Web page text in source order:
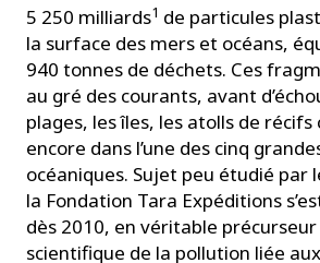
5 250 milliards1 de particules
la surface des mers et océans,
940 tonnes de déchets. Ces
au gré des courants, avant
plages, les îles, les atolls de récifs
encore dans l’une des cinq
océaniques. Sujet peu étudié par
la Fondation Tara Expéditions
dès 2010, en véritable précurseur
scientifique de la pollution liée aux